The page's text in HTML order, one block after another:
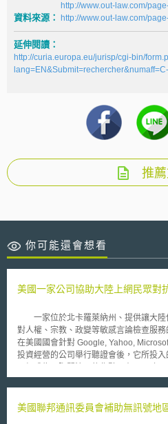
資料來源：
http://www.out-law.com/
http://www.out-law.com/
延伸閱讀：
http://curia.europa.eu/jurisp/cgi-bin/
推
你可能還會想看
美國一家公司協助大陸上網民眾對
一家位於北卡羅萊納州、提供讓大陸
對人權、宗教、政變等敏感言論檢查服
在美國國會針對 Google, Yahoo,
投資經營的公司舉行聽證會後，它所投
行業自律公約》，主動檢查和過濾中共
站的內容中有被禁止的字詞，網路瀏灠就
美國聯邦通訊委員會補助無訊號地